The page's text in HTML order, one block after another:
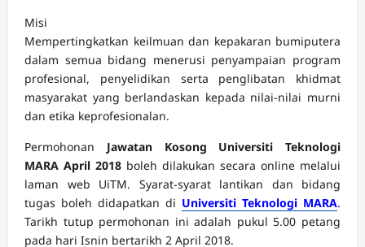
Misi
Mempertingkatkan keilmuan dan kepakaran bumiputera
dalam semua bidang menerusi penyampaian program
profesional, penyelidikan serta penglibatan khidmat
masyarakat yang berlandaskan kepada nilai-nilai murni
dan etika keprofesionalan.
Permohonan Jawatan Kosong Universiti Teknologi
MARA April 2018 boleh dilakukan secara online melalui
laman web UiTM. Syarat-syarat lantikan dan bidang
tugas boleh didapatkan di Universiti Teknologi MARA.
Tarikh tutup permohonan ini adalah pukul 5.00 petang
pada hari Isnin bertarikh 2 April 2018.